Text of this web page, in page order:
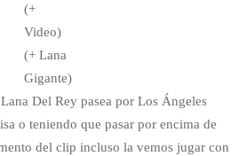
(+
Video)
(+ Lana
Gigante)
Del Rey pasea por Los Ángeles
o teniendo que pasar por encima de
del clip incluso la vemos jugar con